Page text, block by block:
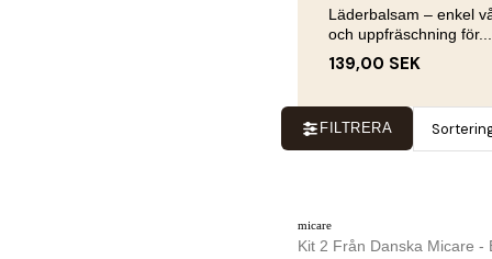
Läderbalsam – enkel
och uppfräschning för...
139,00 SEK
FILTRERA
micare
Kit 2 Från Danska Micare -